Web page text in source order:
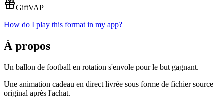
GiftVAP
How do I play this format in my app?
À propos
Un ballon de football en rotation s'envole pour le but gagnant.
Une animation cadeau en direct livrée sous forme de fichier source
original après l'achat.